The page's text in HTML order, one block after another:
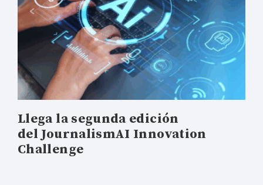
Llega la segunda edición
del JournalismAI Innovation
Challenge